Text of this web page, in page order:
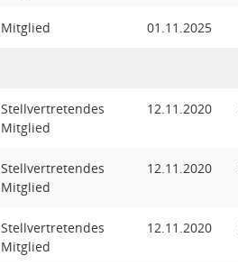
Mitglied 01.11.2025
Stellvertretendes
Mitglied
12.11.2020
Stellvertretendes
Mitglied
12.11.2020
Stellvertretendes
Mitglied
12.11.2020